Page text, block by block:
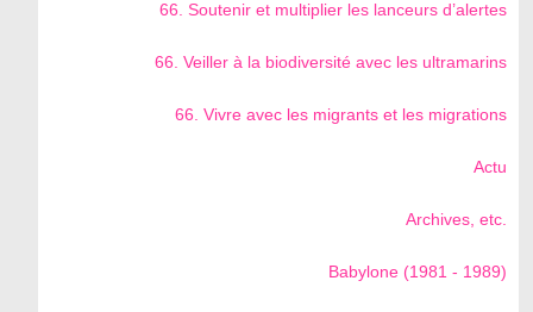
66. Soutenir et multiplier les lanceurs d’alertes
66. Veiller à la biodiversité avec les ultramarins
66. Vivre avec les migrants et les migrations
Actu
Archives, etc.
Babylone (1981 - 1989)